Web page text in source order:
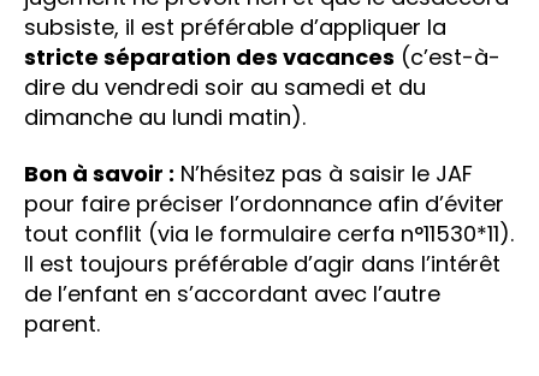
subsiste, il est préférable d’appliquer la
stricte séparation des vacances (c’est-à-
dire du vendredi soir au samedi et du
dimanche au lundi matin).
Bon à savoir : N’hésitez pas à saisir le JAF
pour faire préciser l’ordonnance afin d’éviter
tout conflit (via le formulaire cerfa n°11530*11).
Il est toujours préférable d’agir dans l’intérêt
de l’enfant en s’accordant avec l’autre
parent.